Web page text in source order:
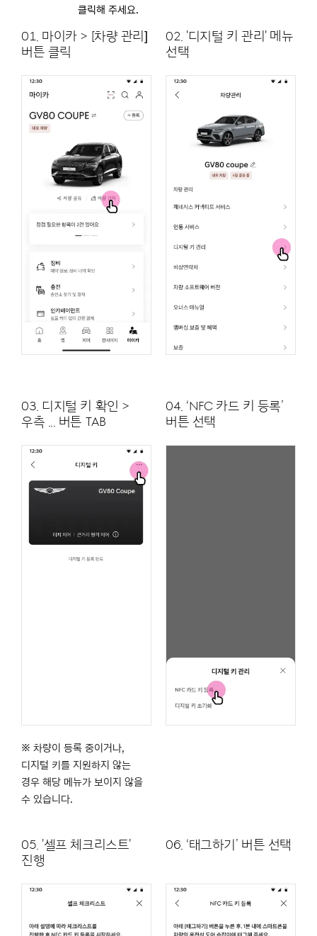
클릭해 주세요.
01. 마이카 > [차량 관리]
버튼 클릭
02. '디지털 키 관리' 메뉴
선택
03. 디지털 키 확인 >
우측 ... 버튼 TAB
※ 차량이 등록 중이거나,
디지털 키를 지원하지 않는
경우 해당 메뉴가 보이지 않을
수 있습니다.
04. ‘NFC 카드 키 등록’
버튼 선택
05. '셀프 체크리스트'
진행
06. ‘태그하기’ 버튼 선택